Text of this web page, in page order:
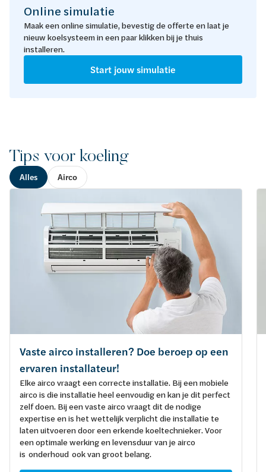
Online simulatie
Maak een online simulatie, bevestig de offerte en laat je
nieuw koelsysteem in een paar klikken bij je thuis
installeren.
Start jouw simulatie
Tips voor koeling
Alles Airco
Vaste airco installeren? Doe beroep op een
ervaren installateur!
Elke airco vraagt een correcte installatie. Bij een mobiele
airco is die installatie heel eenvoudig en kan je dit perfect
zelf doen. Bij een vaste airco vraagt dit de nodige
expertise en is het wettelijk verplicht die installatie te
laten uitvoeren door een erkende koeltechnieker. Voor
een optimale werking en levensduur van je airco
is onderhoud ook van groot belang.